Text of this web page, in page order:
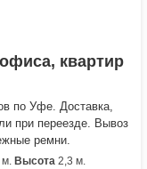
квартир
по Уфе. Доставка,
при переезде. Вывоз
ремни.
м. Высота 2,3 м.